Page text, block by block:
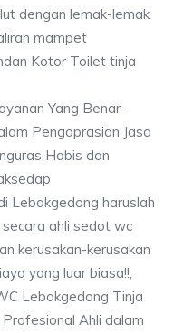
dengan lemak-lemak
mampet
Kotor Toilet tinja
Yang Benar-
Pengoprasian Jasa
Habis dan
Lebakgedong haruslah
ahli sedot wc
kerusakan-kerusakan
yang luar biasa!!,
Lebakgedong Tinja
Ahli dalam